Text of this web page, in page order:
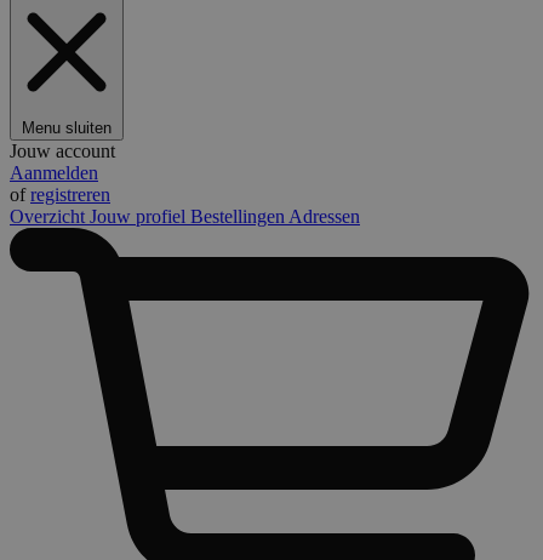
Menu sluiten
Jouw account
Aanmelden
ofregistreren
Overzicht Jouw profiel Bestellingen Adressen